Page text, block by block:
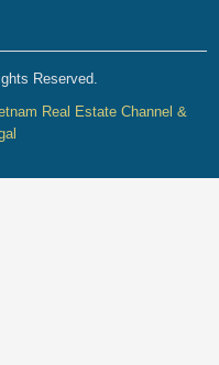
Reserved.
Real Estate Channel &